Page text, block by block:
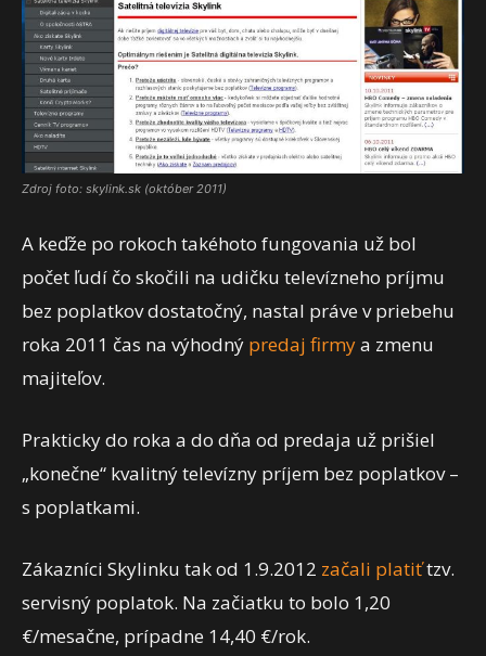
Zdroj foto: skylink.sk (október 2011)
A keďže po rokoch takéhoto fungovania už bol
počet ľudí čo skočili na udičku televízneho príjmu
bez poplatkov dostatočný, nastal práve v priebehu
roka 2011 čas na výhodný predaj firmya zmenu
majiteľov.
Prakticky do roka a do dňa od predaja už prišiel
„konečne“ kvalitný televízny príjem bez poplatkov –
s poplatkami.
Zákazníci Skylinku tak od 1.9.2012 začali platiťtzv.
servisný poplatok. Na začiatku to bolo 1,20
€/mesačne, prípadne 14,40 €/rok.